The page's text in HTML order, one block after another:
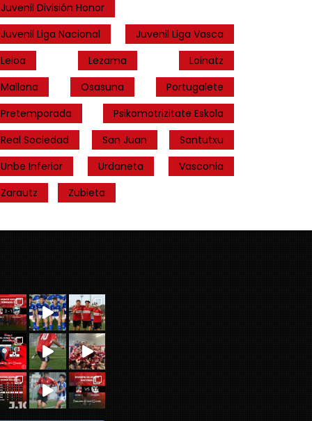
Juvenil División Honor
Juvenil Liga Nacional
Juvenil Liga Vasca
Leioa
Lezama
Loinatz
Mallona
Osasuna
Portugalete
Pretemporada
Psikomotrizitate Eskola
Real Sociedad
San Juan
Santutxu
Unbe Inferior
Urdaneta
Vasconia
Zarautz
Zubieta